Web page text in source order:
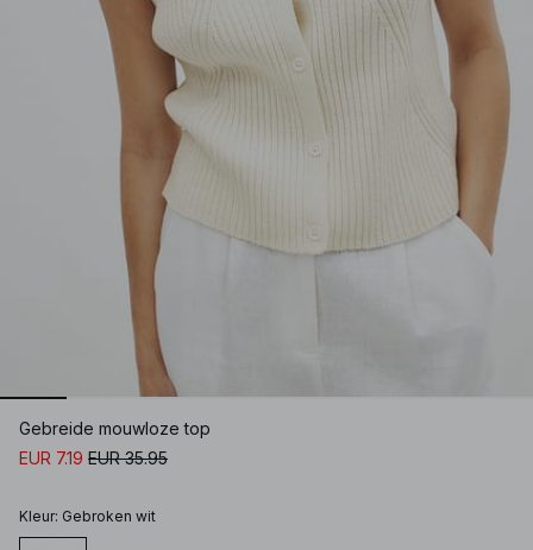
Gebreide mouwloze top
EUR 7.19 EUR 35.95
Kleur: Gebroken wit